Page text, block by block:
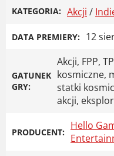
KATEGORIA: Akcji /
DATA PREMIERY: 12
GATUNEK
GRY:
Akcji, FPP,
kosmiczne,
statki
akcji,
PRODUCENT: Hello